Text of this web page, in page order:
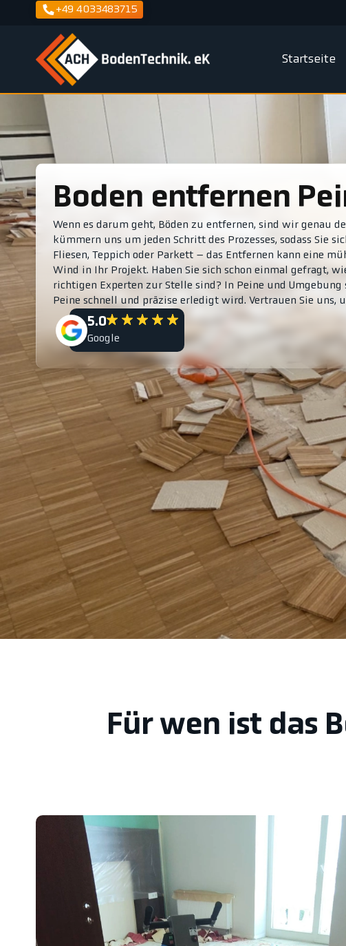
+49 4033483715
Startseite
Boden entfernen
Wenn es darum geht, Böden zu entfernen, sind wir genau
kümmern uns um jeden Schritt des Prozesses, sodass Sie
Fliesen, Teppich oder Parkett – das Entfernen kann eine
Wind in Ihr Projekt. Haben Sie sich schon einmal gefragt,
richtigen Experten zur Stelle sind? In Peine und
Peine schnell und präzise erledigt wird. Vertrauen Sie uns,
5.0
Google
Für wen ist das